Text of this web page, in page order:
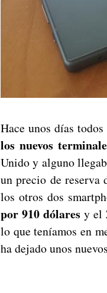
Hace unos días
los nuevos
Unido y alguno
un precio de reserva
los otros dos
por 910 dólares y el
lo que teníamos en
ha dejado unos